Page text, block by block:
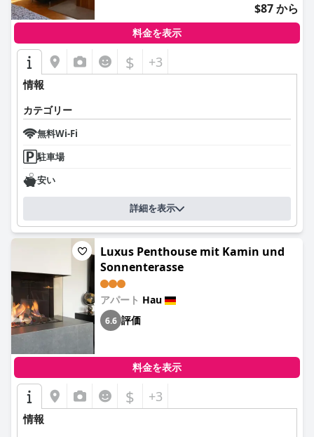
$87 から
料金を表示
$ +3
情報
カテゴリー
無料Wi-Fi
駐車場
安い
詳細を表示
Luxus Penthouse mit Kamin und
Sonnenterasse
アパート Hau
6.6 評価
料金を表示
$ +3
情報